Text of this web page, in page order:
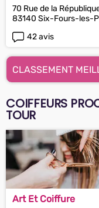
70 Rue de la
83140 Six-Fours-les-
42 avis
CLASSEMENT
COIFFEURS
TOUR
Art Et Coiffure